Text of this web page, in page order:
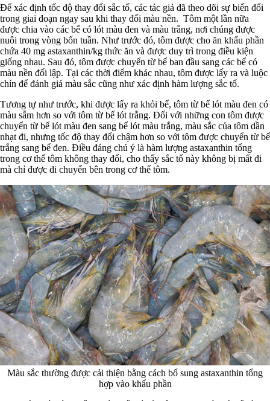
Để xác định tốc độ thay đổi sắc tố, các tác giả đã theo dõi sự biến đổi
trong giai đoạn ngay sau khi thay đổi màu nền. Tôm một lần nữa
được chia vào các bể có lót màu đen và màu trắng, nơi chúng được
nuôi trong vòng bốn tuần. Như trước đó, tôm được cho ăn khẩu phần
chứa 40 mg astaxanthin/kg thức ăn và được duy trì trong điều kiện
giống nhau. Sau đó, tôm được chuyển từ bể ban đầu sang các bể có
màu nền đối lập. Tại các thời điểm khác nhau, tôm được lấy ra và luộc
chín để đánh giá màu sắc cũng như xác định hàm lượng sắc tố.
Tương tự như trước, khi được lấy ra khỏi bể, tôm từ bể lót màu đen có
màu sẫm hơn so với tôm từ bể lót trắng. Đối với những con tôm được
chuyển từ bể lót màu đen sang bể lót màu trắng, màu sắc của tôm dần
nhạt đi, nhưng tốc độ thay đổi chậm hơn so với tôm được chuyển từ bể
trắng sang bể đen. Điều đáng chú ý là hàm lượng astaxanthin tổng
trong cơ thể tôm không thay đổi, cho thấy sắc tố này không bị mất đi
mà chỉ được di chuyển bên trong cơ thể tôm.
Màu sắc thường được cải thiện bằng cách bổ sung astaxanthin tổng
hợp vào khẩu phần